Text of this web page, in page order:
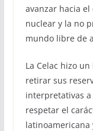
avanzar hacia
nuclear y la no
mundo libre de
La Celac hizo
retirar sus
interpretativas a
respetar el
latinoamericana